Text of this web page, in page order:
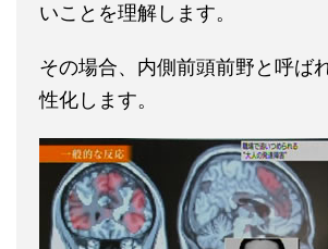
いことを理解します。
その場合、内側前頭前野と呼ば
性化します。